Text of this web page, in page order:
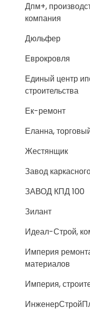
Дпм+,
компания
Дюльфер
Еврокровля
Единый центр
строительства
Ек-ремонт
Еланна,
Жестянщик
Завод
ЗАВОД КПД 100
Зилант
Идеал-Строй,
Империя
материалов
Империя,